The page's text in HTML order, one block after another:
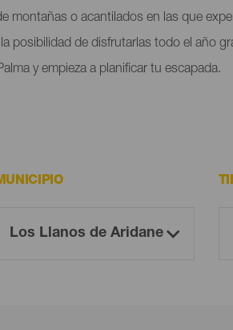
montañas o acantilados en las que
posibilidad de disfrutarlas todo el año
y empieza a planificar tu escapada.